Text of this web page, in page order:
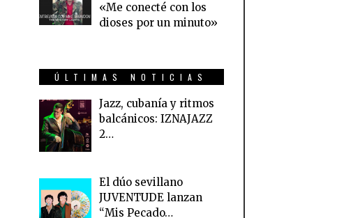
«Me conecté con los
dioses por un minuto»
ÚLTIMAS NOTICIAS
Jazz, cubanía y ritmos
balcánicos: IZNAJAZZ
2…
El dúo sevillano
JUVENTUDE lanzan
“Mis Pecado…